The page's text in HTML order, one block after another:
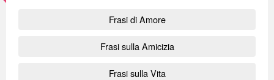
Frasi di Amore
Frasi sulla Amicizia
Frasi sulla Vita